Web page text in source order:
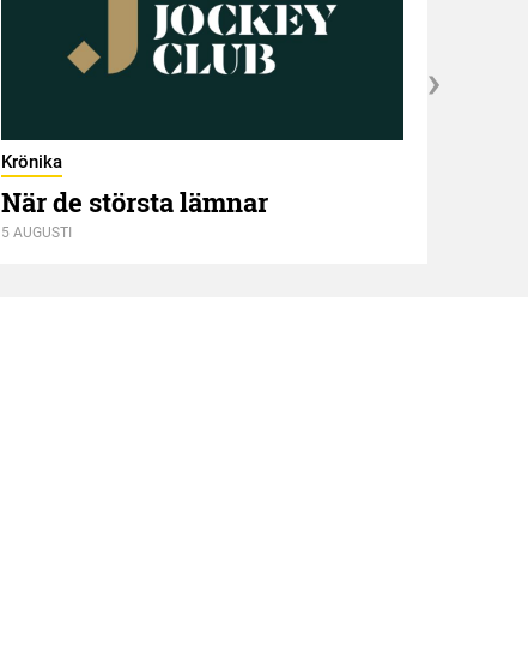
Krönika
När de största lämnar
5 AUGUSTI